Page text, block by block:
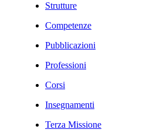
Strutture
Competenze
Pubblicazioni
Professioni
Corsi
Insegnamenti
Terza Missione